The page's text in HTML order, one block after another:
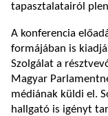
tapasztalatairól
A konferencia
formájában is
Szolgálat a
Magyar
médiának küldi el.
hallgató is igényt